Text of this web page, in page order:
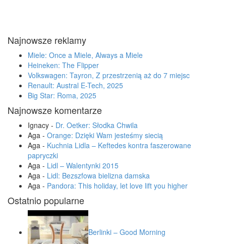
Najnowsze reklamy
Miele: Once a Miele, Always a Miele
Heineken: The Flipper
Volkswagen: Tayron, Z przestrzenią aż do 7 miejsc
Renault: Austral E-Tech, 2025
Big Star: Roma, 2025
Najnowsze komentarze
Ignacy - Dr. Oetker: Słodka Chwila
Aga - Orange: Dzięki Wam jesteśmy siecią
Aga - Kuchnia Lidla – Keftedes kontra faszerowane
papryczki
Aga - Lidl – Walentynki 2015
Aga - Lidl: Bezszfowa bielizna damska
Aga - Pandora: This holiday, let love lift you higher
Ostatnio popularne
Berlinki – Good Morning